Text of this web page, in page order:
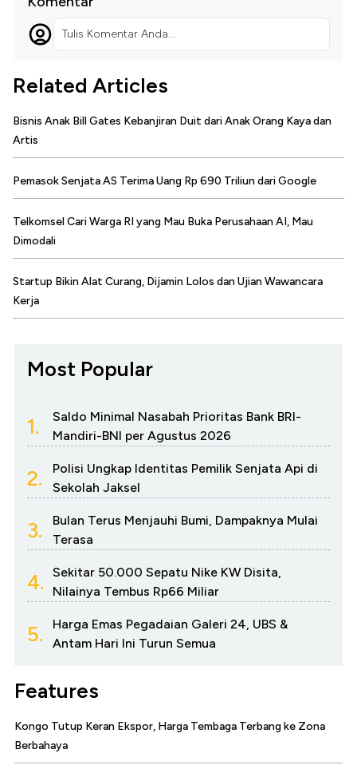
Tulis Komentar Anda...
Related Articles
Bisnis Anak Bill Gates Kebanjiran Duit dari Anak Orang Kaya dan
Artis
Pemasok Senjata AS Terima Uang Rp 690 Triliun dari Google
Telkomsel Cari Warga RI yang Mau Buka Perusahaan AI, Mau
Dimodali
Startup Bikin Alat Curang, Dijamin Lolos dan Ujian Wawancara
Kerja
Most Popular
1.
Saldo Minimal Nasabah Prioritas Bank BRI-
Mandiri-BNI per Agustus 2026
2.
Polisi Ungkap Identitas Pemilik Senjata Api di
Sekolah Jaksel
3.
Bulan Terus Menjauhi Bumi, Dampaknya Mulai
Terasa
4.
Sekitar 50.000 Sepatu Nike KW Disita,
Nilainya Tembus Rp66 Miliar
5.
Harga Emas Pegadaian Galeri 24, UBS &
Antam Hari Ini Turun Semua
Features
Kongo Tutup Keran Ekspor, Harga Tembaga Terbang ke Zona
Berbahaya